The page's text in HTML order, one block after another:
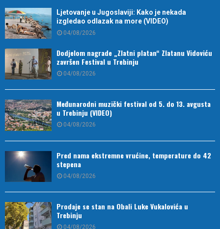
Ljetovanje u Jugoslaviji: Kako je nekada
izgledao odlazak na more (VIDEO)
04/08/2026
Dodjelom nagrade „Zlatni platan“ Zlatanu Vidoviću
završen Festival u Trebinju
04/08/2026
Međunarodni muzički festival od 5. do 13. avgusta
u Trebinju (VIDEO)
04/08/2026
Pred nama ekstremne vrućine, temperature do 42
stepena
04/08/2026
Prodaje se stan na Obali Luke Vukalovića u
Trebinju
04/08/2026